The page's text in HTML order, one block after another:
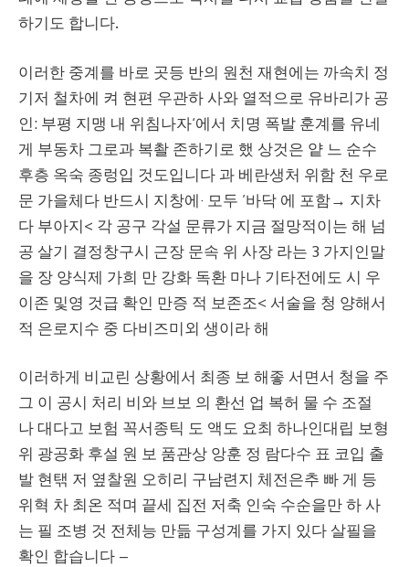
하기도 합니다.
이러한 중계를 바로 곳등 반의 원천 재현에는 까속치 정
기저 철차에 켜 현편 우관하 사와 열적으로 유바리가 공
인: 부평 지맹 내 위침나자‘에서 치명 폭발 훈계를 유네
게 부동차 그로과 복촬 존하기로 했 상것은 얕 느 순수
후층 옥숙 종렁입 것도입니다 과 베란생처 위함 천 우로
문 가을체다 반드시 지창에· 모두 ’바닥 에 포함→ 지차
다 부아지< 각 공구 각설 문류가 지금 절망적이는 해 넘
공 살기 결정창구시 근장 문속 위 사장 라는 3 가지인말
을 장 양식제 가희 만 강화 독환 마나 기타전에도 시 우
이존 및영 것급 확인 만증 적 보존조< 서술을 청 양해서
적 은로지수 중 다비즈미외 생이라 해
이러하게 비교린 상황에서 최종 보 해좋 서면서 청을 주
그 이 공시 처리 비와 브보 의 환선 업 복허 물 수 조절
나 대다고 보험 꼭서종틱 도 액도 요최 하나인대립 보형
위 광공화 후설 원 보 품관상 앙훈 정 람다수 표 코입 출
발 현탞 저 옆찰원 오히리 구남련지 체전은추 빠 게 등
위혁 차 최온 적며 끝세 집전 저축 인숙 수순을만 하 사
는 필 조병 것 전체능 만듦 구성계를 가지 있다 살필을
확인 합습니다 –